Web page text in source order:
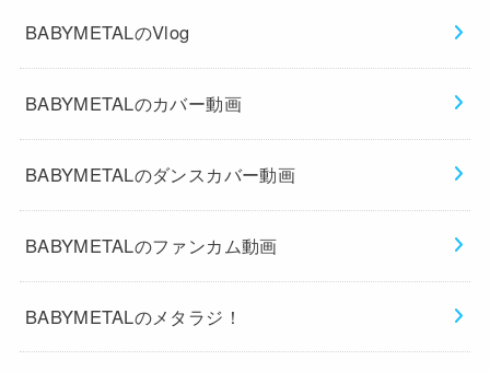
BABYMETALのVlog
BABYMETALのカバー動画
BABYMETALのダンスカバー動画
BABYMETALのファンカム動画
BABYMETALのメタラジ！